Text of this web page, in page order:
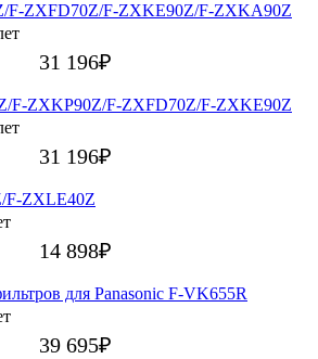
F-ZXFD70Z/F-ZXKE90Z/F-ZXKA90Z
31 196₽
F-ZXKP90Z/F-ZXFD70Z/F-ZXKE90Z
31 196₽
F-ZXLE40Z
14 898₽
для Panasonic F-VK655R
39 695₽